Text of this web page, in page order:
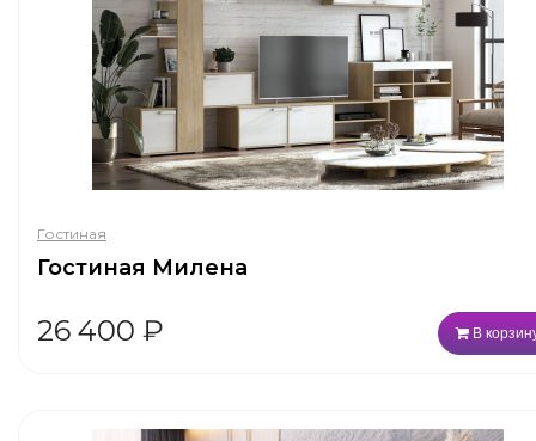
Гостиная
Гостиная Милена
26 400 ₽ В